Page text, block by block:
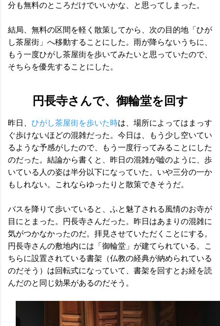
分も無料のところだけでいいかな、と思ってしまった。
結局、無料の区間を軽く散策してから、次の目的地「ひが
し茶屋街」へ移動することにした。雨が降らないうちに、
もう一度ひがし茶屋街を歩いてみたいと思っていたので、
そちらを優先することにした。
円長寺さんで、御輪堂を回す
昨日、 ひがし茶屋街を歩いた時は、場所によってはまっす
ぐ歩けないほどの混雑だった。今日は、もう少し空いてい
るような予感がしたので、もう一度行ってみることにした
のだった。結論から書くと、昨日の混雑が嘘のように、歩
いている人の姿は半分以下になっていた。いや三分の一か
もしれない。これならゆったりと散策できそうだ。
バスを降りて歩いていると、ふと魅了される風情のお寺が
目にとまった。円長寺さんだった。昨日はあまりの混雑に
気がつかなかったのだ。拝見させていただくことにする。
円長寺さんの敷地内には「御輪堂」が建てられている。こ
ちらに設置されている書架（仏教の経典が納められている
のだそう）は回転式になっていて、書架を回すとお経を読
んだのと同じ効果があるのだそう。